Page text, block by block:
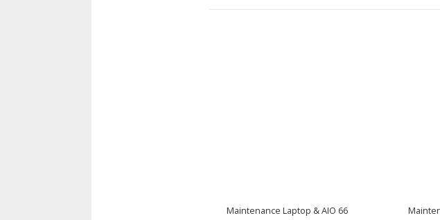
Maintenance Laptop & AIO 66